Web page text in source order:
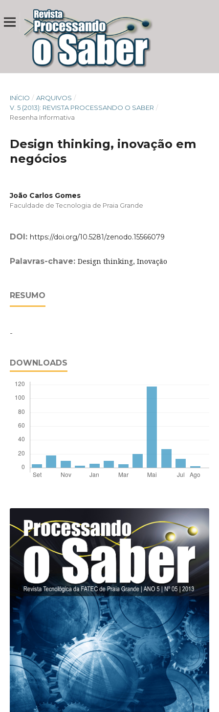
INÍCIO / ARQUIVOS /
V. 5 (2013): REVISTA PROCESSANDO O SABER /
Resenha Informativa
Design thinking, inovação em
negócios
João Carlos Gomes
Faculdade de Tecnologia de Praia Grande
DOI: https://doi.org/10.5281/zenodo.15566079
Palavras-chave: Design thinking, Inovação
RESUMO
-
DOWNLOADS